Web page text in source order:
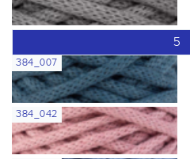
5
384_007
384_042